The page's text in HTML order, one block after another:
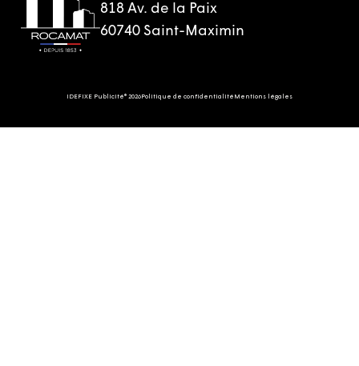
818 Av. de la Paix
60740 Saint-Maximin
IDEFIXE Publicité® 2026Politique de confidentialité Mentions légales